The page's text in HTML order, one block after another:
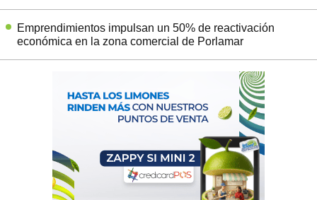
Emprendimientos impulsan un 50% de reactivación
económica en la zona comercial de Porlamar